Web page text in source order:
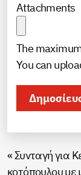
Attachments
The
You can
«Συνταγή για
κοτόπουλου με